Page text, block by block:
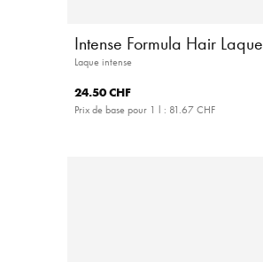
Intense Formula Hair Laque
Laque intense
24.50 CHF
Prix de base pour 1 l : 81.67 CHF